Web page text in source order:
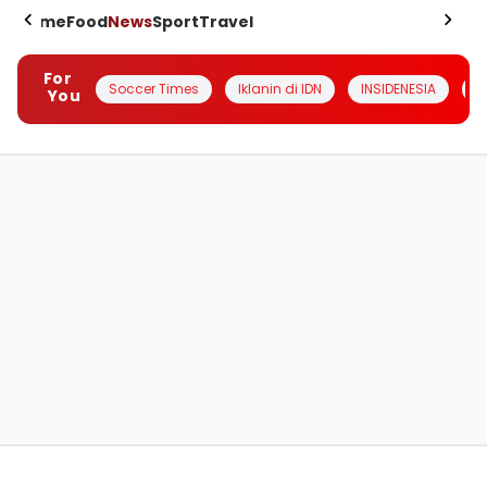
HomeFoodNewsSportTravel
For
You
Soccer Times Iklanin di IDN INSIDENESIA